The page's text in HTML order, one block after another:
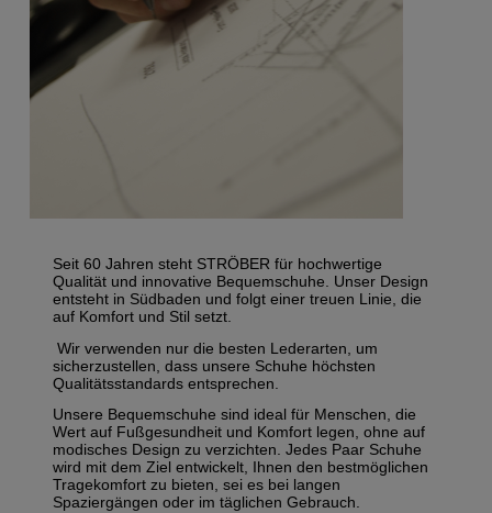
Seit 60 Jahren steht STRÖBER für hochwertige
Qualität und innovative Bequemschuhe. Unser Design
entsteht in Südbaden und folgt einer treuen Linie, die
auf Komfort und Stil setzt.
Wir verwenden nur die besten Lederarten, um
sicherzustellen, dass unsere Schuhe höchsten
Qualitätsstandards entsprechen.
Unsere Bequemschuhe sind ideal für Menschen, die
Wert auf Fußgesundheit und Komfort legen, ohne auf
modisches Design zu verzichten. Jedes Paar Schuhe
wird mit dem Ziel entwickelt, Ihnen den bestmöglichen
Tragekomfort zu bieten, sei es bei langen
Spaziergängen oder im täglichen Gebrauch.